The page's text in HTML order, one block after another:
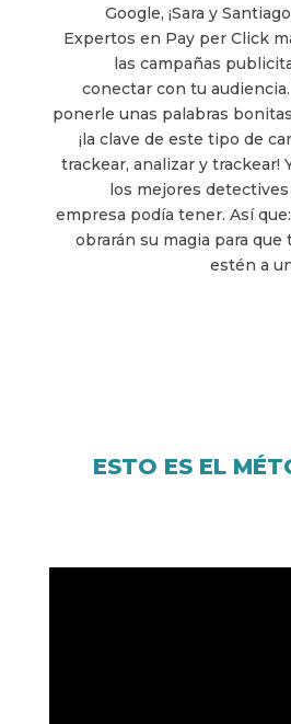
Google, ¡Sara y
Expertos en Pay per Click
las campañas
conectar con tu
ponerle unas palabras
¡la clave de este tipo de
trackear, analizar y trackear!
los mejores
empresa podía tener. Así
obrarán su magia para
estén a
ESTO ES EL